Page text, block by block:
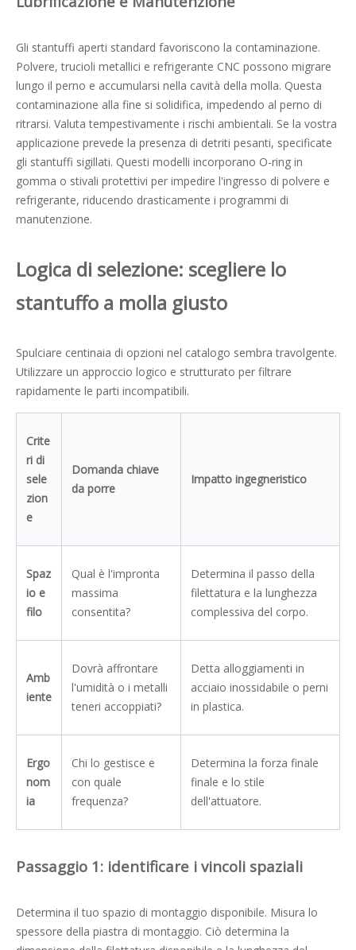
Gli stantuffi aperti standard favoriscono la contaminazione.
Polvere, trucioli metallici e refrigerante CNC possono migrare
lungo il perno e accumularsi nella cavità della molla. Questa
contaminazione alla fine si solidifica, impedendo al perno di
ritrarsi. Valuta tempestivamente i rischi ambientali. Se la vostra
applicazione prevede la presenza di detriti pesanti, specificate
gli stantuffi sigillati. Questi modelli incorporano O-ring in
gomma o stivali protettivi per impedire l'ingresso di polvere e
refrigerante, riducendo drasticamente i programmi di
manutenzione.
Logica di selezione: scegliere lo
stantuffo a molla giusto
Spulciare centinaia di opzioni nel catalogo sembra travolgente.
Utilizzare un approccio logico e strutturato per filtrare
rapidamente le parti incompatibili.
Crite
ri di
sele
zion
e
Domanda chiave
da porre
Impatto ingegneristico
Spaz
io e
filo
Qual è l'impronta
massima
consentita?
Determina il passo della
filettatura e la lunghezza
complessiva del corpo.
Amb
iente
Dovrà affrontare
l'umidità o i metalli
teneri accoppiati?
Detta alloggiamenti in
acciaio inossidabile o perni
in plastica.
Ergo
nom
ia
Chi lo gestisce e
con quale
frequenza?
Determina la forza finale
finale e lo stile
dell'attuatore.
Passaggio 1: identificare i vincoli spaziali
Determina il tuo spazio di montaggio disponibile. Misura lo
spessore della piastra di montaggio. Ciò determina la